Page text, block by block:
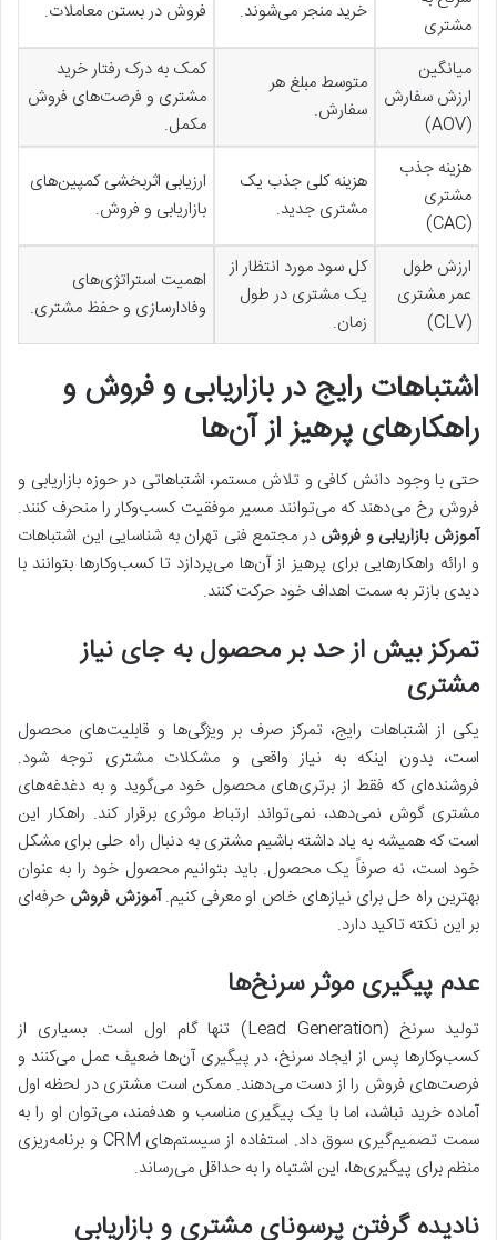
مشتری
خرید منجر می‌شوند.
فروش در بستن معاملات.
میانگین
ارزش سفارش
(AOV)
متوسط مبلغ هر
سفارش.
کمک به درک رفتار خرید
مشتری و فرصت‌های فروش
مکمل.
هزینه جذب
مشتری
(CAC)
هزینه کلی جذب یک
مشتری جدید.
ارزیابی اثربخشی کمپین‌های
بازاریابی و فروش.
ارزش طول
عمر مشتری
(CLV)
کل سود مورد انتظار از
یک مشتری در طول
زمان.
اهمیت استراتژی‌های
وفادارسازی و حفظ مشتری.
اشتباهات رایج در بازاریابی و فروش و
راهکارهای پرهیز از آن‌ها
حتی با وجود دانش کافی و تلاش مستمر، اشتباهاتی در حوزه بازاریابی و
فروش رخ می‌دهند که می‌توانند مسیر موفقیت کسب‌وکار را منحرف کنند.
آموزش بازاریابی و فروش در مجتمع فنی تهران به شناسایی این اشتباهات
و ارائه راهکارهایی برای پرهیز از آن‌ها می‌پردازد تا کسب‌وکارها بتوانند با
دیدی بازتر به سمت اهداف خود حرکت کنند.
تمرکز بیش از حد بر محصول به جای نیاز
مشتری
یکی از اشتباهات رایج، تمرکز صرف بر ویژگی‌ها و قابلیت‌های محصول
است، بدون اینکه به نیاز واقعی و مشکلات مشتری توجه شود.
فروشنده‌ای که فقط از برتری‌های محصول خود می‌گوید و به دغدغه‌های
مشتری گوش نمی‌دهد، نمی‌تواند ارتباط موثری برقرار کند. راهکار این
است که همیشه به یاد داشته باشیم مشتری به دنبال راه حلی برای مشکل
خود است، نه صرفاً یک محصول. باید بتوانیم محصول خود را به عنوان
بهترین راه حل برای نیازهای خاص او معرفی کنیم.آموزش فروش حرفه‌ای
بر این نکته تاکید دارد.
عدم پیگیری موثر سرنخ‌ها
تولید سرنخ (Lead Generation) تنها گام اول است. بسیاری از
کسب‌وکارها پس از ایجاد سرنخ، در پیگیری آن‌ها ضعیف عمل می‌کنند و
فرصت‌های فروش را از دست می‌دهند. ممکن است مشتری در لحظه اول
آماده خرید نباشد، اما با یک پیگیری مناسب و هدفمند، می‌توان او را به
سمت تصمیم‌گیری سوق داد. استفاده از سیستم‌های CRM و برنامه‌ریزی
منظم برای پیگیری‌ها، این اشتباه را به حداقل می‌رساند.
نادیده گرفتن پرسونای مشتری و بازاریابی